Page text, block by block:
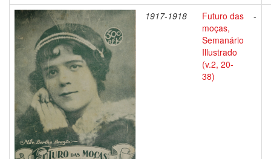
1917-1918
Futuro das
moças,
Semanário
Illustrado
(v.2, 20-
38)
-